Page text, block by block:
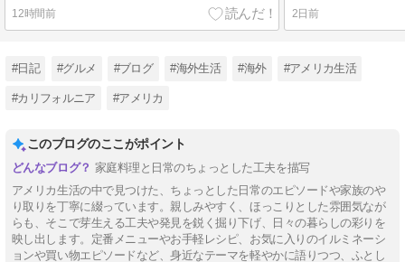
12時間前 2日前
#日記 #グルメ #ブログ #海外生活 #海外 #アメリカ生活
#カリフォルニア #アメリカ
このブログのここがポイント
家庭料理と日常のちょっとした工夫を描写
アメリカ生活の中で見つけた、ちょっとした日常のエピソードや家族のや
り取りを丁寧に綴っています。親しみやすく、ほっこりとした雰囲気なが
らも、そこで芽生える工夫や発見を鋭く掘り下げ、日々の暮らしの彩りを
映し出します。定番メニューやお手軽レシピ、お気に入りのイルミネーシ
ョンや買い物エピソードなど、身近なテーマを軽やかに語りつつ、ふとし